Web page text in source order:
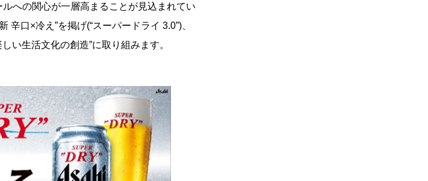
への関心が一層高まることが見込まれてい
口×冷え”を掲げ(“スーパードライ 3.0”)、
い生活文化の創造”に取り組みます。